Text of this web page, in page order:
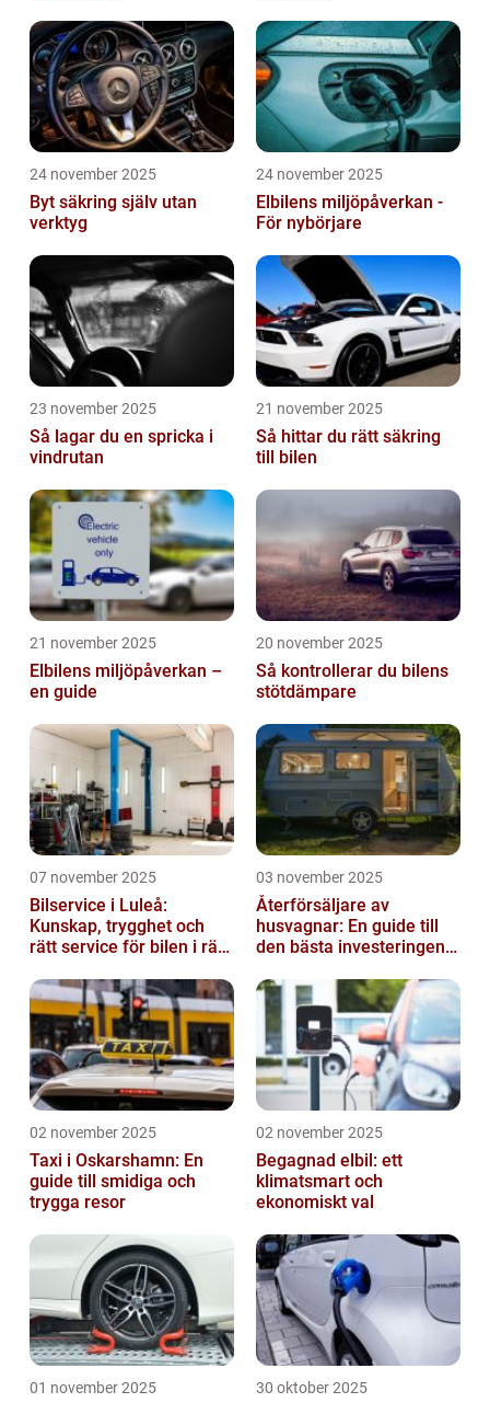
24 november 2025
Byt säkring själv utan
verktyg
24 november 2025
Elbilens miljöpåverkan -
För nybörjare
23 november 2025
Så lagar du en spricka i
vindrutan
21 november 2025
Så hittar du rätt säkring
till bilen
21 november 2025
Elbilens miljöpåverkan –
en guide
20 november 2025
Så kontrollerar du bilens
stötdämpare
07 november 2025
Bilservice i Luleå:
Kunskap, trygghet och
rätt service för bilen i rätt
03 november 2025
Återförsäljare av
husvagnar: En guide till
den bästa investeringen
02 november 2025
Taxi i Oskarshamn: En
guide till smidiga och
trygga resor
02 november 2025
Begagnad elbil: ett
klimatsmart och
ekonomiskt val
01 november 2025 30 oktober 2025